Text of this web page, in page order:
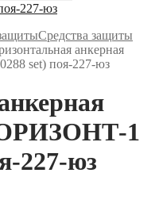
Средства защиты
анкерная
set) поя-227-юз
1
227-юз